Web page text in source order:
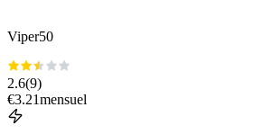
Viper50
2.6(9)
€3.21mensuel